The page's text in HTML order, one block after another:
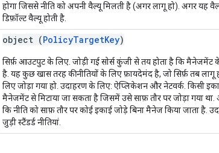
होगा जिससे नीति को अपनी वैल्यू मिलती है (अगर लागू हो). अगर यह
डिफ़ॉल्ट वैल्यू होती है.
object (PolicyTargetKey)
सिर्फ़ आउटपुट के लिए. जोड़ी गई सोर्स कुंजी से तय होता है कि मैनेजमेंट
है. यह कुछ खास तरह की नीतियों के लिए फ़ायदेमंद है, जो सिर्फ़ तब
लिए जोड़ा गया हो. उदाहरण के लिए: ऐप्लिकेशन और नेटवर्क. किसी
मैनेजमेंट से मिटाया जा सकता है जिसमें उसे साफ़ तौर पर जोड़ा गया
कि नीति को साफ़ तौर पर कोई इकाई जोड़े बिना मैनेज किया जाता है.
जुड़ी स्टैंडर्ड नीतियां.